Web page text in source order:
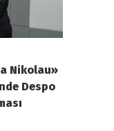
Nikolau»
Despo